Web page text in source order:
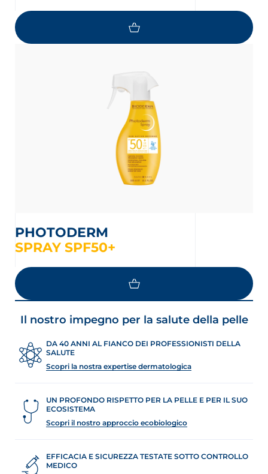
PHOTODERM
SPRAY SPF50+
Il nostro impegno per la salute della pelle
DA 40 ANNI AL FIANCO DEI PROFESSIONISTI DELLA
SALUTE
Scopri la nostra expertise dermatologica
UN PROFONDO RISPETTO PER LA PELLE E PER IL SUO
ECOSISTEMA
Scopri il nostro approccio ecobiologico
EFFICACIA E SICUREZZA TESTATE SOTTO CONTROLLO
MEDICO